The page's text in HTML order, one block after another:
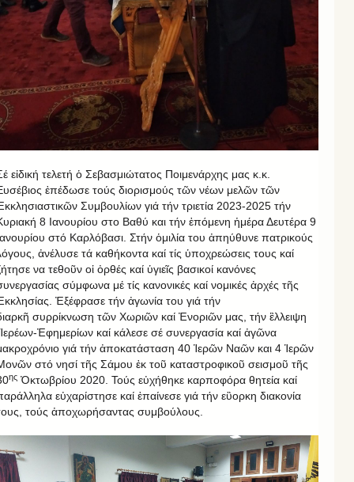
εἰδική τελετή ὁ Σεβασμιώτατος Ποιμενάρχης μας κ.κ.
ἐπέδωσε τούς διορισμούς τῶν νέων μελῶν τῶν
Συμβουλίων γιά τήν τριετία 2023-2025 τήν
8 Ιανουρίου στο Βαθύ και τήν ἑπόμενη ἡμέρα Δευτέρα 9
στό Καρλόβασι. Στήν ὁμιλία του ἀπηύθυνε πατρικούς
ἀνέλυσε τά καθήκοντα καί τίς ὑποχρεώσεις τους καί
να τεθοῦν οἱ ὀρθές καί ὑγιεῖς βασικοί κανόνες
σύμφωνα μέ τίς κανονικές καί νομικές ἀρχές τῆς
Ἐξέφρασε τήν ἀγωνία του γιά τήν
συρρίκνωση τῶν Χωριῶν καί Ἐνοριῶν μας, τήν ἒλλειψη
Ἐφημερίων καί κάλεσε σέ συνεργασία καί ἀγῶνα
γιά τήν ἀποκατάσταση 40 Ἱερῶν Ναῶν και 4 Ἱερῶν
στό νησί τῆς Σάμου ἐκ τοῦ καταστροφικοῦ σεισμοῦ τῆς
ης Ὀκτωβρίου 2020. Τούς εὐχήθηκε καρποφόρα θητεία καί
εὐχαρίστησε καί ἐπαίνεσε γιά τήν εὒορκη διακονία
τούς ἀποχωρήσαντας συμβούλους.